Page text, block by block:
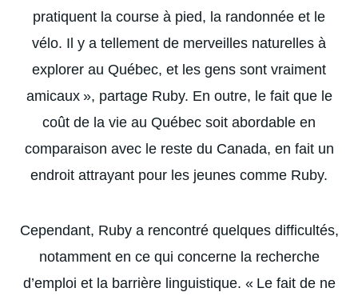
pratiquent la course à pied, la randonnée et le
vélo. Il y a tellement de merveilles naturelles à
explorer au Québec, et les gens sont vraiment
amicaux », partage Ruby. En outre, le fait que le
coût de la vie au Québec soit abordable en
comparaison avec le reste du Canada, en fait un
endroit attrayant pour les jeunes comme Ruby.
Cependant, Ruby a rencontré quelques difficultés,
notamment en ce qui concerne la recherche
d’emploi et la barrière linguistique. « Le fait de ne